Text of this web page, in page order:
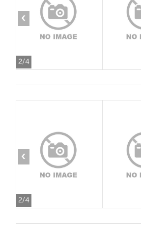
2/4
‹
2/4
‹